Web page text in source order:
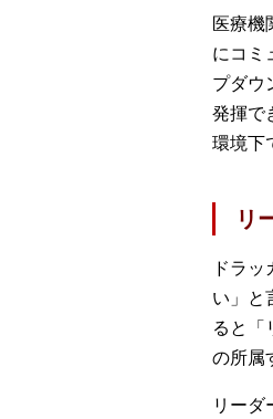
医療機
にコミ
プダウ
発揮で
環境下
リ
ドラ
い」と
ると「
の所属
リーダ